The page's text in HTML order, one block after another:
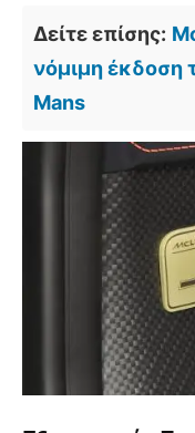
Δείτε επίσης:
νόμιμη έκδοση
Mans